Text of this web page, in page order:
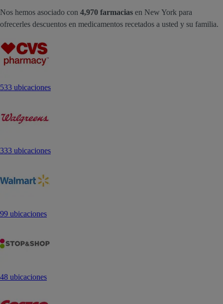
Nos hemos asociado con 4,970 farmacias en New York para
ofrecerles descuentos en medicamentos recetados a usted y su familia.
533 ubicaciones
333 ubicaciones
99 ubicaciones
48 ubicaciones